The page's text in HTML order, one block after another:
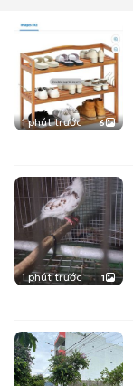
1 phút trước 6
1 phút trước 1